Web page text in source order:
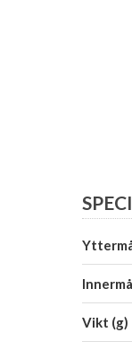
Vikt (g)